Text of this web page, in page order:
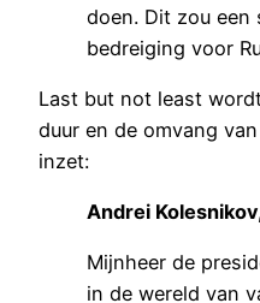
doen. Dit zou een
bedreiging voor
Last but not least
duur en de omvang
inzet:
Andrei
Mijnheer de
in de wereld van